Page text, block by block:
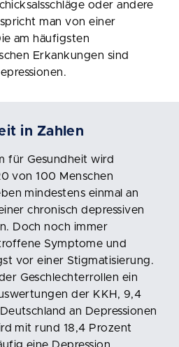
oder andere
man von einer
am häufigsten
Erkankungen sind
in Zahlen
für Gesundheit wird
von 100 Menschen
mindestens einmal an
chronisch depressiven
Doch noch immer
Symptome und
vor einer Stigmatisierung.
Geschlechterrollen ein
der KKH, 9,4
an Depressionen
mit rund 18,4 Prozent